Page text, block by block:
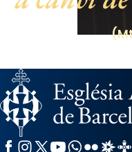
Facebook
Instagram
X / Twitter
YouTube
WhatsApp
FlickrRadio